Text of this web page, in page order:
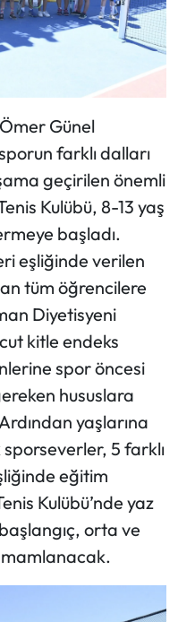
Günel
farklı dalları
geçirilen önemli
Kulübü, 8-13 yaş
başladı.
eşliğinde verilen
tüm öğrencilere
Diyetisyeni
kitle endeks
spor öncesi
hususlara
yaşlarına
5 farklı
eğitim
Kulübü’nde yaz
orta ve